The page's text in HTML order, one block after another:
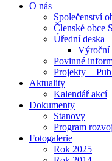
O nás
Společenství
Členské obce
Úřední deska
Výroční
Povinné
Projekty +
Aktuality
Kalendář akcí
Dokumenty
Stanovy
Program
Fotogalerie
Rok 2025